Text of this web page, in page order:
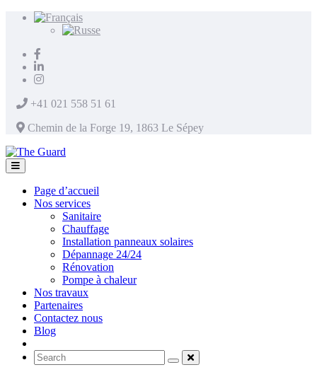
+41 021 558 51 61
Chemin de la Forge 19, 1863 Le Sépey
Page d’accueil
Nos services
Sanitaire
Chauffage
Installation panneaux solaires
Dépannage 24/24
Rénovation
Pompe à chaleur
Nos travaux
Partenaires
Contactez nous
Blog